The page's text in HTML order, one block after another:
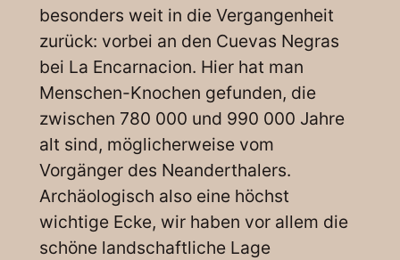
besonders weit in die Vergangenheit
zurück: vorbei an den Cuevas Negras
bei La Encarnacion. Hier hat man
Menschen-Knochen gefunden, die
zwischen 780 000 und 990 000 Jahre
alt sind, möglicherweise vom
Vorgänger des Neanderthalers.
Archäologisch also eine höchst
wichtige Ecke, wir haben vor allem die
schöne landschaftliche Lage